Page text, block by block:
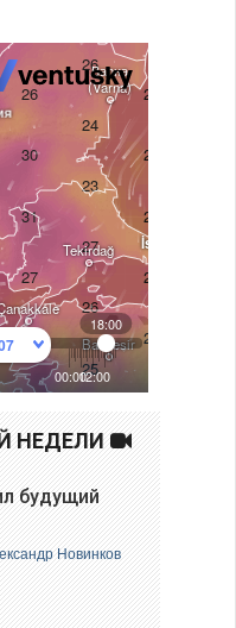
НЕДЕЛИ
будущий
Новинков